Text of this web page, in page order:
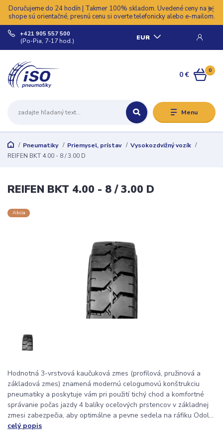
Doručujeme do 24 hodín | Takmer 100% skladom. Uvedené ceny na e-
shope sú orientačné, presnú cenu si overte telefonicky alebo e-mailom.
Menu
EUR
+421 905 557 500
(Po-Pia, 7-17 hod.)
0
0 €
Pneumatiky Priemysel, prístav
Vysokozdvižný vozík
REIFEN BKT 4.00 - 8 / 3.00 D
REIFEN BKT 4.00 - 8 / 3.00 D
Akcia
Hodnotná 3-vrstvová kaučuková zmes (profilová, pružinová a
základová zmes) znamená modernú celogumovú konštrukciu
pneumatiky a poskytuje vám pri použití tichý chod a komfortné
správanie počas jazdy 4 balíky oceľových prstencov v základnej
zmesi zabezpečia, aby optimálne a pevne sedela na ráfiku Odol...
celý popis